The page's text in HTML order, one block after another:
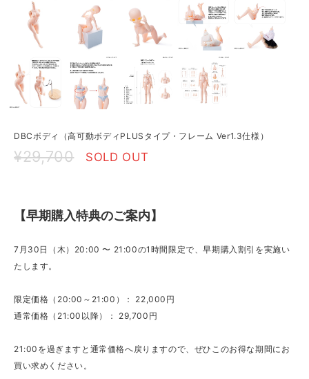
DBCボディ（高可動ボディPLUSタイプ・フレーム Ver1.3仕様）
¥29,700 SOLD OUT
【早期購入特典のご案内】
7月30日（木）20:00 〜 21:00の1時間限定で、早期購入割引を実施い
たします。
限定価格（20:00～21:00）： 22,000円
通常価格（21:00以降）： 29,700円
21:00を過ぎますと通常価格へ戻りますので、ぜひこのお得な期間にお
買い求めください。